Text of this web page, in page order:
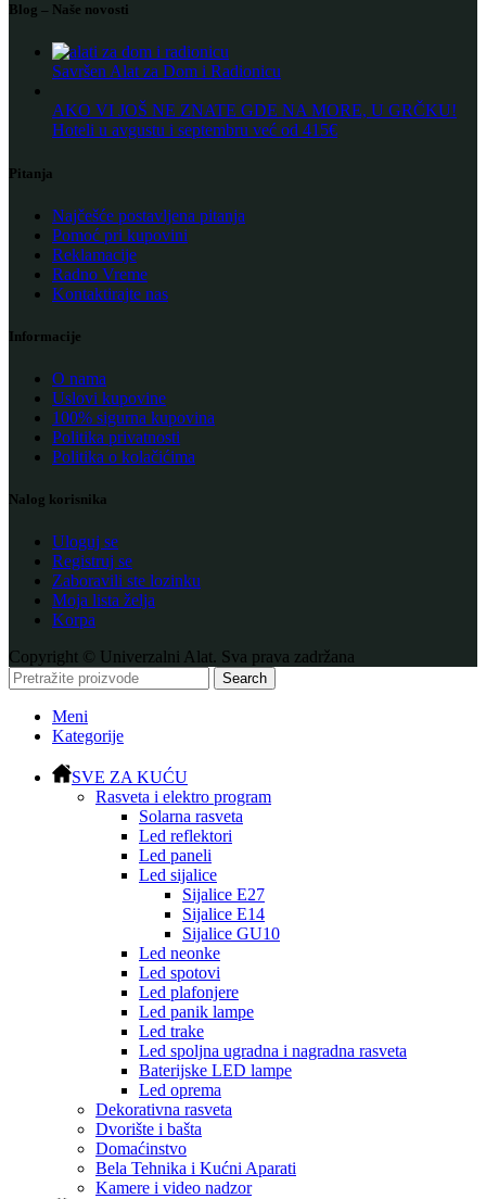
Blog – Naše novosti
Savršen Alat za Dom i Radionicu
AKO VI JOŠ NE ZNATE GDE NA MORE, U GRČKU!
Hoteli u avgustu i septembru već od 415€
Pitanja
Najčešće postavljena pitanja
Pomoć pri kupovini
Reklamacije
Radno Vreme
Kontaktirajte nas
Informacije
O nama
Uslovi kupovine
100% sigurna kupovina
Politika privatnosti
Politika o kolačićima
Nalog korisnika
Uloguj se
Registruj se
Zaboravili ste lozinku
Moja lista želja
Korpa
Copyright © Univerzalni Alat. Sva prava zadržana
Search
Meni
Kategorije
SVE ZA KUĆU
Rasveta i elektro program
Solarna rasveta
Led reflektori
Led paneli
Led sijalice
Sijalice E27
Sijalice E14
Sijalice GU10
Led neonke
Led spotovi
Led plafonjere
Led panik lampe
Led trake
Led spoljna ugradna i nagradna rasveta
Baterijske LED lampe
Led oprema
Dekorativna rasveta
Dvorište i bašta
Domaćinstvo
Bela Tehnika i Kućni Aparati
Kamere i video nadzor